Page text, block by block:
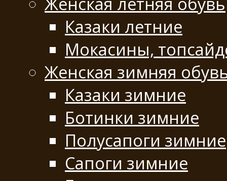
Казаки летние
Мокасины,
Женская зимняя
Казаки зимние
Ботинки зимние
Полусапоги зимние
Сапоги зимние